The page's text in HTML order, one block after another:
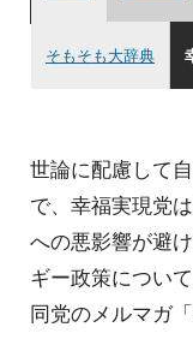
そもそも大辞典
世論に配慮して
で、幸福実現党
への悪影響が避
ギー政策につい
同党のメルマガ